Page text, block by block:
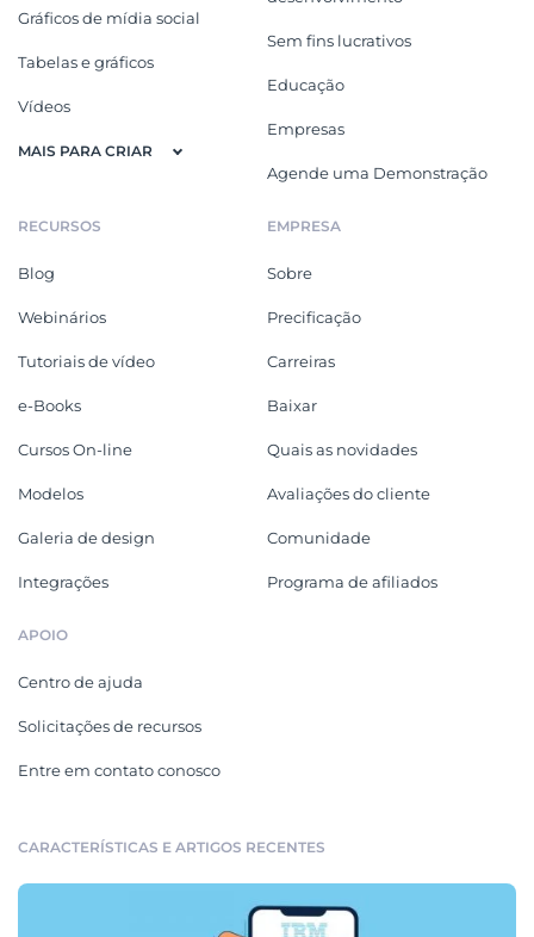
Gráficos de mídia social
Tabelas e gráficos
Vídeos
MAIS PARA CRIAR
Sem fins lucrativos
Educação
Empresas
Agende uma Demonstração
RECURSOS
Blog
Webinários
Tutoriais de vídeo
e-Books
Cursos On-line
Modelos
Galeria de design
Integrações
EMPRESA
Sobre
Precificação
Carreiras
Baixar
Quais as novidades
Avaliações do cliente
Comunidade
Programa de afiliados
APOIO
Centro de ajuda
Solicitações de recursos
Entre em contato conosco
CARACTERÍSTICAS E ARTIGOS RECENTES